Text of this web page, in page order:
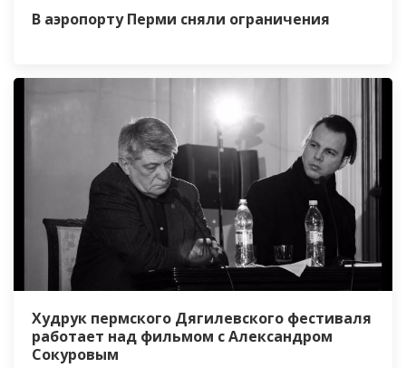
В аэропорту Перми сняли ограничения
Худрук пермского Дягилевского фестиваля
работает над фильмом с Александром
Сокуровым